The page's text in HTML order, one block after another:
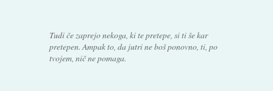
Tudi če zaprejo nekoga, ki te pretepe, si ti še kar
pretepen. Ampak to, da jutri ne boš ponovno, ti, po
tvojem, nič ne pomaga.